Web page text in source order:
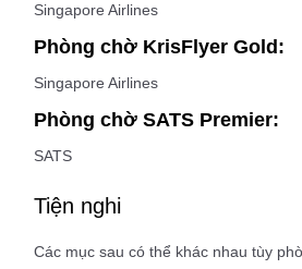
Singapore Airlines
Phòng chờ KrisFlyer Gold:
Singapore Airlines
Phòng chờ SATS Premier:
SATS
Tiện nghi
Các mục sau có thể khác nhau tùy